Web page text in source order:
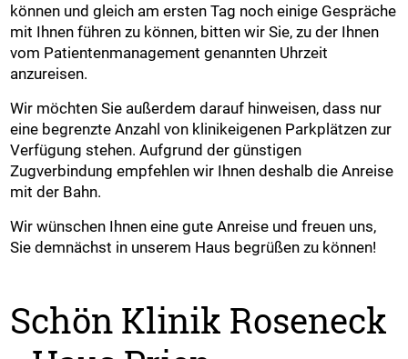
können und gleich am ersten Tag noch einige Gespräche
mit Ihnen führen zu können, bitten wir Sie, zu der Ihnen
vom Patientenmanagement genannten Uhrzeit
anzureisen.
Wir möchten Sie außerdem darauf hinweisen, dass nur
eine begrenzte Anzahl von klinikeigenen Parkplätzen zur
Verfügung stehen. Aufgrund der günstigen
Zugverbindung empfehlen wir Ihnen deshalb die Anreise
mit der Bahn.
Wir wünschen Ihnen eine gute Anreise und freuen uns,
Sie demnächst in unserem Haus begrüßen zu können!
Schön Klinik Roseneck